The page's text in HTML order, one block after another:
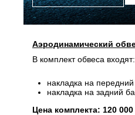
Аэродинамический
В комплект обвеса входят:
накладка на
накладка на задний
Цена комплекта: 120